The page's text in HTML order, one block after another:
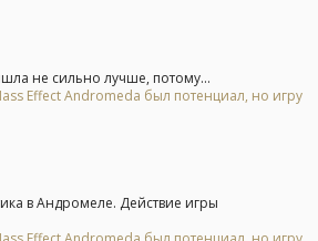
не сильно лучше, потому...
Effect Andromeda был потенциал, но игру
в Андромеле. Действие игры